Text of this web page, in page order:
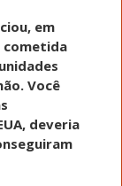
em
cometida
Você
deveria